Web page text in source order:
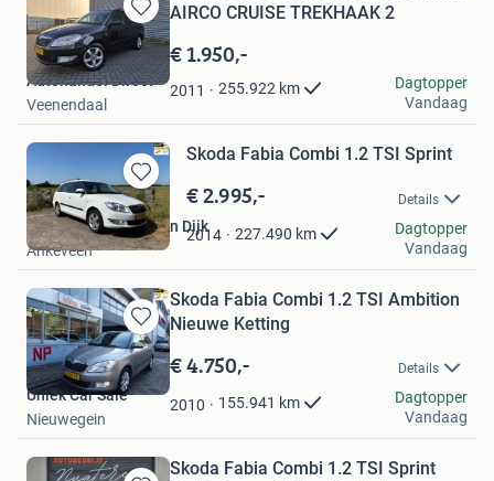
Bewaren
in
Mijn
Favorieten
AIRCO CRUISE TREKHAAK 2
€ 1.950,-
2011 255.922 km
Autohandel Direct
Veenendaal
Dagtopper
Vandaag
Bewaren
in
Mijn
Favorieten
Skoda Fabia Combi 1.2 TSI Sprint
€ 2.995,- Details
2014 227.490 km
Autobedrijf Splint van Dijk
Ankeveen
Dagtopper
Vandaag
Bewaren
in
Mijn
Favorieten
Skoda Fabia Combi 1.2 TSI Ambition
Nieuwe Ketting
€ 4.750,- Details
2010 155.941 km
Uniek Car Sale
Nieuwegein
Dagtopper
Vandaag
Skoda Fabia Combi 1.2 TSI Sprint